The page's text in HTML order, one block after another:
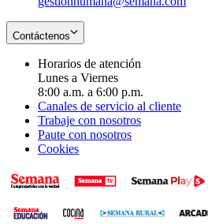
Contáctenos
Horarios de atención
Lunes a Viernes
8:00 a.m. a 6:00 p.m.
Canales de servicio al cliente
Trabaje con nosotros
Paute con nosotros
Cookies